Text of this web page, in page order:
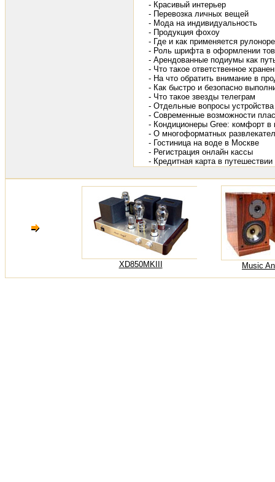
- Красивый интерьер
- Перевозка личных вещей
- Мода на индивидуальность
- Продукция фохоу
- Где и как применяется
- Роль шрифта в оформлении
- Арендованные подиумы как
- Что такое ответственное
- На что обратить внимание в
- Как быстро и безопасно
- Что такое звезды телеграм
- Отдельные вопросы
- Современные возможности
- Кондиционеры Gree: комфорт
- О многоформатных
- Гостиница на воде в Москве
- Регистрация онлайн кассы
- Кредитная карта в путешествии
XD850MKIII Music